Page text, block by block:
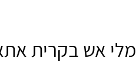
אש בקרית